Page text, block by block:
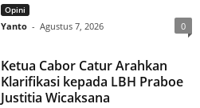
Opini
Yanto - Agustus 7, 2026 0
Ketua Cabor Catur Arahkan
Klarifikasi kepada LBH Praboe
Justitia Wicaksana